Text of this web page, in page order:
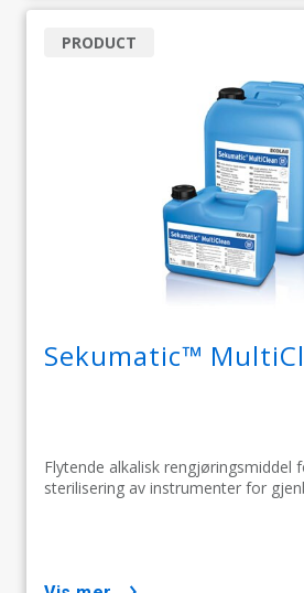
Sekumatic™
Flytende alkalisk rengjøringsmiddel
sterilisering av instrumenter for
PRODUCT